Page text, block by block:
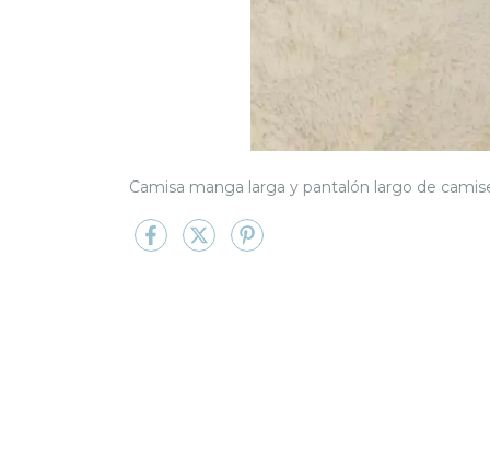
Camisa manga larga y pantalón largo de